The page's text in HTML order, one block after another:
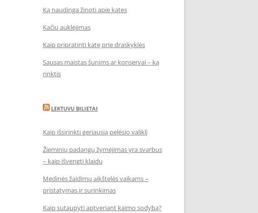
Ką naudinga žinoti apie kates
Kačių auklėjimas
Kaip pripratinti katę prie draskyklės
Sausas maistas šunims ar konservai – ką
rinktis
LEKTUVU BILIETAI
Kaip išsirinkti geriausią pelėsio valiklį
Žieminių padangų žymėjimas yra svarbus
– kaip išvengti klaidų
Medinės žaidimų aikštelės vaikams –
pristatymas ir surinkimas
Kaip sutaupyti aptveriant kaimo sodybą?